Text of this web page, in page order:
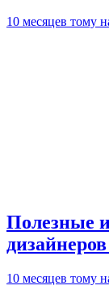
10 месяцев тому
Полезные
10 месяцев тому